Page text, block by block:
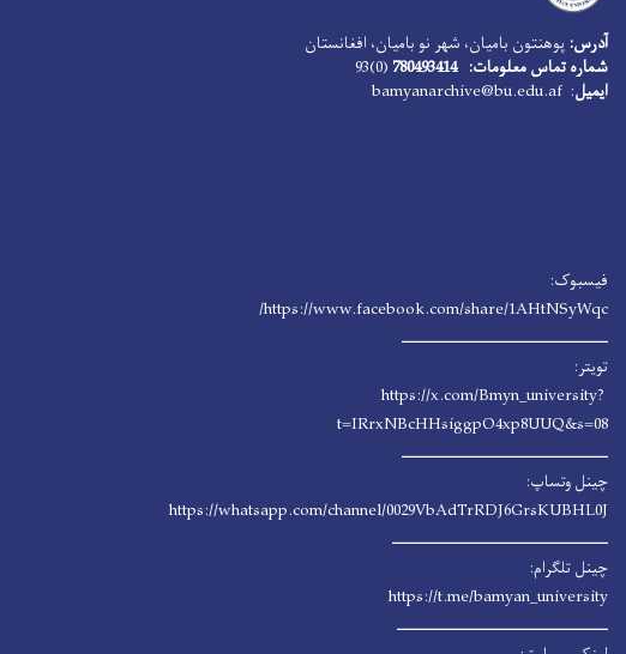
آدرس: پوهنتون بامیان، شهر نو بامیان، افغانستان
شماره تماس معلومات: 780493414
(0)93
ایمیل: bamyanarchive@bu.edu.af
فیسبوک:
https://www.facebook.com/share/1AHtNSyWqc/
ـــــــــــــــــــــــــــــــــــــــــــ
تویتر:
https://x.com/Bmyn_university?
t=IRrxNBcHHsiggpO4xp8UUQ&s=08
ـــــــــــــــــــــــــــــــــــــــــــ
چینل وتساپ:
https://whatsapp.com/channel/0029VbAdTrRDJ6GrsKUBHL0J
ـــــــــــــــــــــــــــــــــــــــــــــ
چینل تلگرام:
https://t.me/bamyan_university
ــــــــــــــــــــــــــــــــــــــــــــ